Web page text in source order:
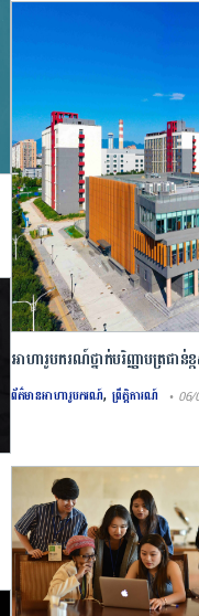
អាហារូបករណ៍ថ្នាក់បរិញ្ញាបត្រជ
មានិតចិន
ព័ត៌មានអាហារូបករណ៍, ព្រឹត្តិការណ៍ •
និងពាណិជ្ជកម្មប៉េកាំង (Beijing